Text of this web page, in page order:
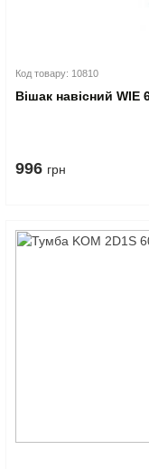
Код товару: 10810
Вішак навісний
996 грн